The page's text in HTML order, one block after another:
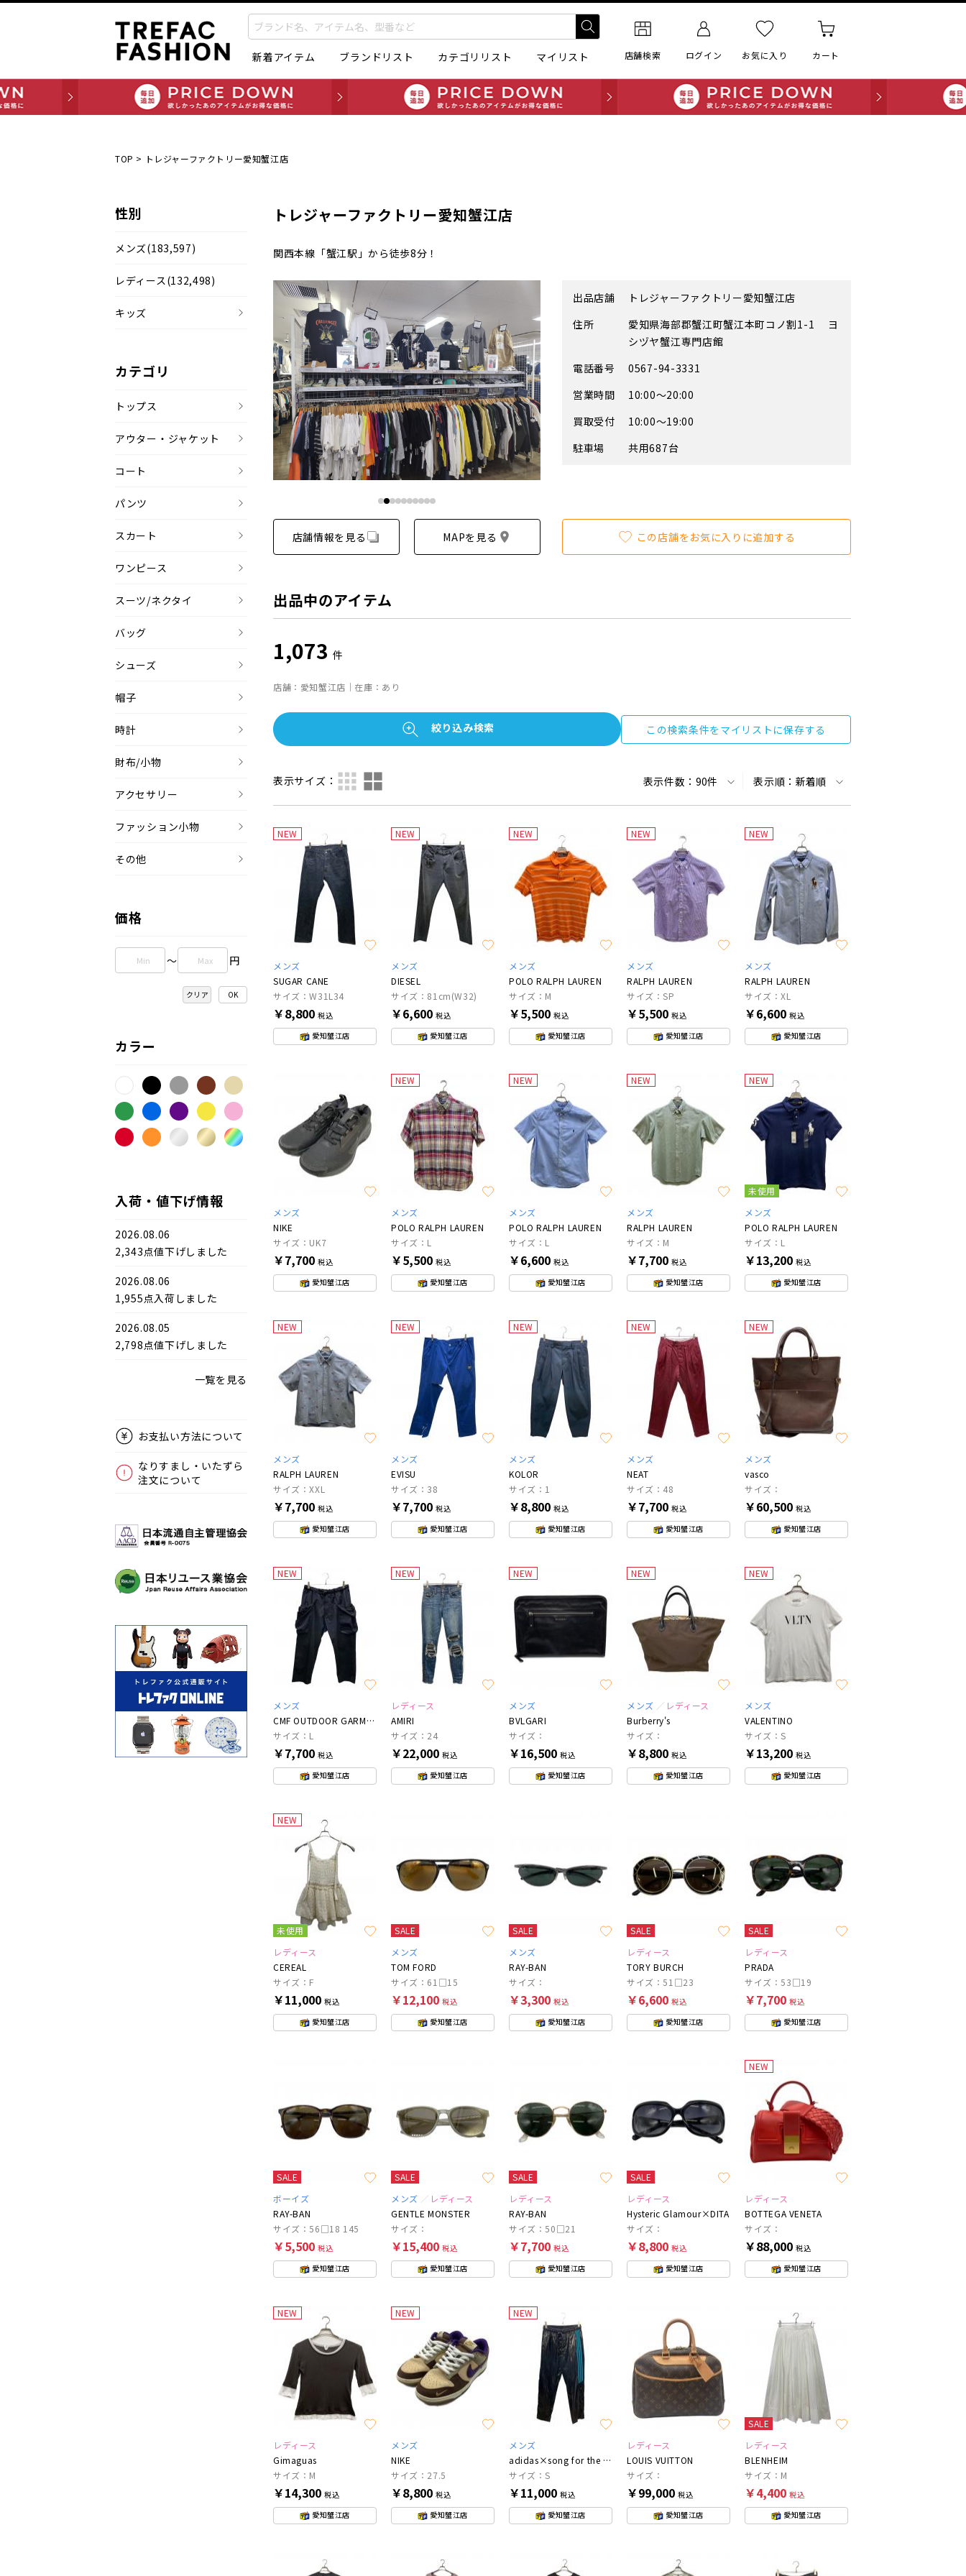
新着アイテム ブランドリスト カテゴリリスト マイリスト 店舗検索 ログイン お気に入り カート
TOP > トレジャーファクトリー愛知蟹江店
性別
メンズ(183,597)
レディース(132,498)
キッズ
カテゴリ
トップス
アウター・ジャケット
コート
パンツ
スカート
ワンピース
スーツ/ネクタイ
バッグ
シューズ
帽子
時計
財布/小物
アクセサリー
ファッション小物
その他
価格
～ 円
クリア
カラー
入荷・値下げ情報
2026.08.06
2,343点値下げしました
2026.08.06
1,955点入荷しました
2026.08.05
2,798点値下げしました
一覧を見る
お支払い方法について
なりすまし・いたずら
注文について
出品中のアイテム
1,073 件
店舗：愛知蟹江店｜在庫：あり
絞り込み検索 この検索条件をマイリストに保存する
表示サイズ： 表示件数：90件 表示順： 新着順
NEW
メンズ
SUGAR CANE
サイズ：W31L34
￥8,800 税込
愛知蟹江店
NEW
メンズ
DIESEL
サイズ：81cm(W32)
￥6,600 税込
愛知蟹江店
NEW
メンズ
POLO RALPH LAUREN
サイズ：M
￥5,500 税込
愛知蟹江店
NEW
メンズ
RALPH LAUREN
サイズ：SP
￥5,500 税込
愛知蟹江店
NEW
メンズ
RALPH LAUREN
サイズ：XL
￥6,600 税込
愛知蟹江店
メンズ
NIKE
サイズ：UK7
￥7,700 税込
愛知蟹江店
NEW
メンズ
POLO RALPH LAUREN
サイズ：L
￥5,500 税込
愛知蟹江店
NEW
メンズ
POLO RALPH LAUREN
サイズ：L
￥6,600 税込
愛知蟹江店
NEW
メンズ
RALPH LAUREN
サイズ：M
￥7,700 税込
愛知蟹江店
NEW
未使用
メンズ
POLO RALPH LAUREN
サイズ：L
￥13,200 税込
愛知蟹江店
NEW
メンズ
RALPH LAUREN
サイズ：XXL
￥7,700 税込
愛知蟹江店
NEW
メンズ
EVISU
サイズ：38
￥7,700 税込
愛知蟹江店
NEW
メンズ
KOLOR
サイズ：1
￥8,800 税込
愛知蟹江店
NEW
メンズ
NEAT
サイズ：48
￥7,700 税込
愛知蟹江店
NEW
メンズ
vasco
サイズ：
￥60,500 税込
愛知蟹江店
NEW
メンズ
CMF OUTDOOR GARMENT
サイズ：L
￥7,700 税込
愛知蟹江店
NEW
レディース
AMIRI
サイズ：24
￥22,000 税込
愛知蟹江店
NEW
メンズ
BVLGARI
サイズ：
￥16,500 税込
愛知蟹江店
NEW
メンズ
レディース
Burberry's
サイズ：
￥8,800 税込
愛知蟹江店
NEW
メンズ
VALENTINO
サイズ：S
￥13,200 税込
愛知蟹江店
NEW
未使用
レディース
CEREAL
サイズ：F
￥11,000 税込
愛知蟹江店
SALE
メンズ
TOM FORD
サイズ：61□15
￥12,100 税込
愛知蟹江店
SALE
メンズ
RAY-BAN
サイズ：
￥3,300 税込
愛知蟹江店
SALE
レディース
TORY BURCH
サイズ：51□23
￥6,600 税込
愛知蟹江店
SALE
レディース
PRADA
サイズ：53□19
￥7,700 税込
愛知蟹江店
SALE
ボーイズ
RAY-BAN
サイズ：56□18 145
￥5,500 税込
愛知蟹江店
SALE
メンズ
レディース
GENTLE MONSTER
サイズ：
￥15,400 税込
愛知蟹江店
SALE
レディース
RAY-BAN
サイズ：50□21
￥7,700 税込
愛知蟹江店
SALE
レディース
Hysteric Glamour×DITA
サイズ：
￥8,800 税込
愛知蟹江店
NEW
レディース
BOTTEGA VENETA
サイズ：
￥88,000 税込
愛知蟹江店
NEW
レディース
Gimaguas
サイズ：M
￥14,300 税込
愛知蟹江店
NEW
メンズ
NIKE
サイズ：27.5
￥8,800 税込
愛知蟹江店
NEW
メンズ
adidas×song for the mute
サイズ：S
￥11,000 税込
愛知蟹江店
レディース
LOUIS VUITTON
サイズ：
￥99,000 税込
愛知蟹江店
SALE
レディース
BLENHEIM
サイズ：M
￥4,400 税込
愛知蟹江店
トレジャーファクトリー愛知蟹江店
関西本線「蟹江駅」から徒歩8分！
店舗情報を見る MAPを見る
出品店舗
トレジャーファクトリー愛知蟹江店
住所
愛知県海部郡蟹江町蟹江本町コノ割1-1 ヨ
シヅヤ蟹江専門店館
電話番号
0567-94-3331
営業時間
10:00～20:00
買取受付
10:00～19:00
駐車場
共用687台
この店舗をお気に入りに追加する